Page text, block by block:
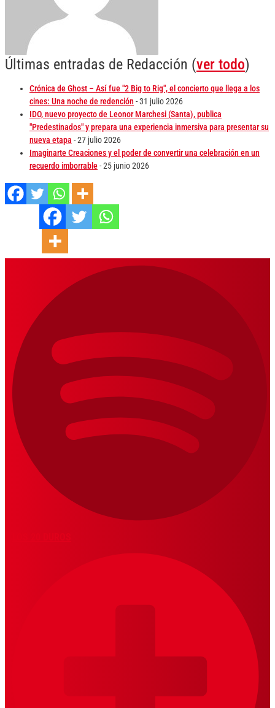
Últimas entradas de Redacción (ver todo)
Crónica de Ghost – Así fue "2 Big to Rig", el concierto que llega a los
cines: Una noche de redención - 31 julio 2026
IDO, nuevo proyecto de Leonor Marchesi (Santa), publica
"Predestinados" y prepara una experiencia inmersiva para presentar su
nueva etapa - 27 julio 2026
Imaginarte Creaciones y el poder de convertir una celebración en un
recuerdo imborrable- 25 junio 2026